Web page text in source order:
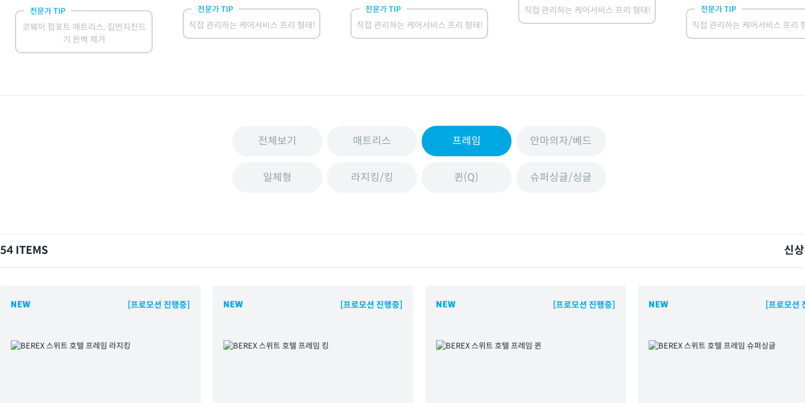
전문가 TIP
코웨이 컴포트 매트리스, 집먼지진드
기 완벽 제거
전문가 TIP
직접 관리하는 케어서비스 프리 형태!
전문가 TIP
직접 관리하는 케어서비스 프리 형태!
직접 관리하는 케어서비스 프리 형태! 전문가 TIP
직접 관리하는 케어서비스 프리
전체보기 매트리스 프레임 안마의자/베드
일체형 라지킹/킹 퀸(Q) 슈퍼싱글/싱글
54 ITEMS 신
[프로모션 진행중] [프로모션 진행중] [프로모션 진행중] [프로모션